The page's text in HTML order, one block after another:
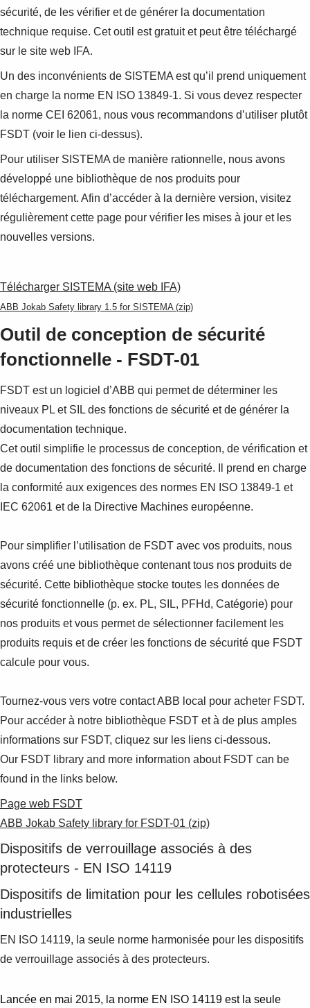
sécurité, de les vérifier et de générer la documentation
technique requise. Cet outil est gratuit et peut être téléchargé
sur le site web IFA.
Un des inconvénients de SISTEMA est qu’il prend uniquement
en charge la norme EN ISO 13849-1. Si vous devez respecter
la norme CEI 62061, nous vous recommandons d’utiliser plutôt
FSDT (voir le lien ci-dessus).
Pour utiliser SISTEMA de manière rationnelle, nous avons
développé une bibliothèque de nos produits pour
téléchargement. Afin d’accéder à la dernière version, visitez
régulièrement cette page pour vérifier les mises à jour et les
nouvelles versions.
Télécharger SISTEMA (site web IFA)
ABB Jokab Safety library 1.5 for SISTEMA (zip)
Outil de conception de sécurité
fonctionnelle - FSDT-01
FSDT est un logiciel d’ABB qui permet de déterminer les
niveaux PL et SIL des fonctions de sécurité et de générer la
documentation technique.
Cet outil simplifie le processus de conception, de vérification et
de documentation des fonctions de sécurité. Il prend en charge
la conformité aux exigences des normes EN ISO 13849-1 et
IEC 62061 et de la Directive Machines européenne.
Pour simplifier l’utilisation de FSDT avec vos produits, nous
avons créé une bibliothèque contenant tous nos produits de
sécurité. Cette bibliothèque stocke toutes les données de
sécurité fonctionnelle (p. ex. PL, SIL, PFHd, Catégorie) pour
nos produits et vous permet de sélectionner facilement les
produits requis et de créer les fonctions de sécurité que FSDT
calcule pour vous.
Tournez-vous vers votre contact ABB local pour acheter FSDT.
Pour accéder à notre bibliothèque FSDT et à de plus amples
informations sur FSDT, cliquez sur les liens ci-dessous.
Our FSDT library and more information about FSDT can be
found in the links below.
Page web FSDT
ABB Jokab Safety library for FSDT-01 (zip)
Dispositifs de verrouillage associés à des
protecteurs - EN ISO 14119
Dispositifs de limitation pour les cellules robotisées
industrielles
EN ISO 14119, la seule norme harmonisée pour les dispositifs
de verrouillage associés à des protecteurs.
Lancée en mai 2015, la norme EN ISO 14119 est la seule